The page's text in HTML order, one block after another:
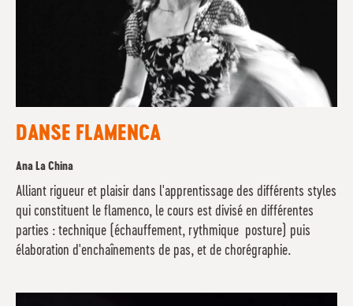
DANSE FLAMENCA
Ana La China
Alliant rigueur et plaisir dans l'apprentissage des différents styles
qui constituent le flamenco, le cours est divisé en différentes
parties : technique (échauffement, rythmique posture) puis
élaboration d'enchaînements de pas, et de chorégraphie.